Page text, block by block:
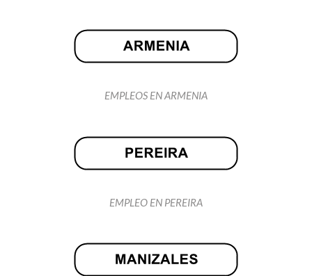
EMPLEOS EN ARMENIA
EMPLEO EN PEREIRA